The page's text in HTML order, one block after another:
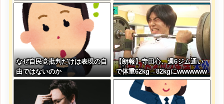
9%バカです」
なぜ自民党批判だけは表現の自
由ではないのか
【朗報】寺田心、週6ジム通い
で体重62kg→82kgにwwwwww
ww